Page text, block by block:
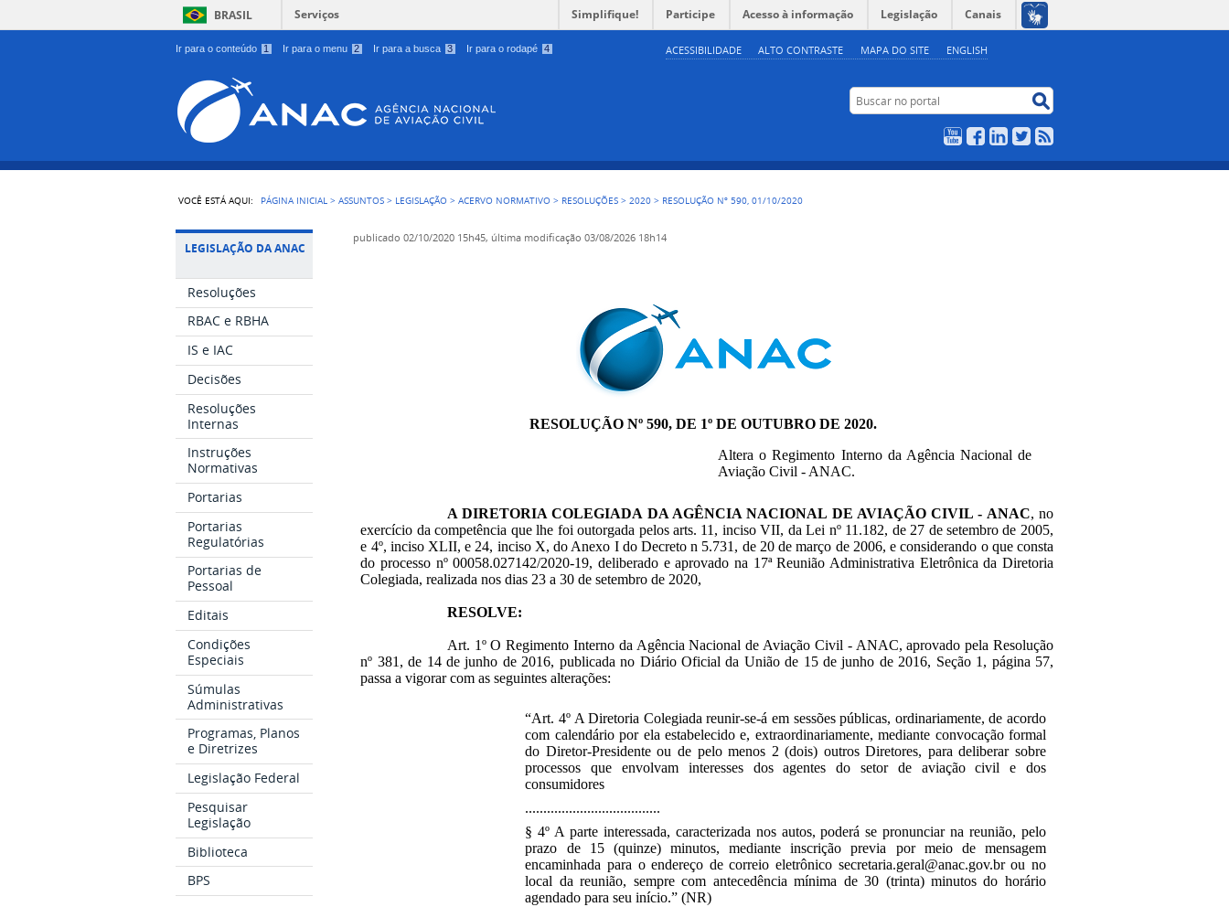
Ir para o conteúdo 1 Ir para o menu 2 Ir para a busca 3 Ir para o rodapé 4 ACESSIBILIDADE ALTO CONTRASTE MAPA DO SITE ENGLISH
BRASIL Serviços Simplifique! Participe Acesso à informação Legislação Canais
Buscar no portal
YouTubeFacebookLinkedIn
Twitter
VOCÊ ESTÁ AQUI: PÁGINA INICIAL >ASSUNTOS > LEGISLAÇÃO >ACERVO NORMATIVO > RESOLUÇÕES >2020 > RESOLUÇÃO Nº 590, 01/10/2020
LEGISLAÇÃO DA ANAC
Resoluções
RBAC e RBHA
IS e IAC
Decisões
Resoluções
Internas
Instruções
Normativas
Portarias
Portarias
Regulatórias
Portarias de
Pessoal
Editais
Condições
Especiais
Súmulas
Administrativas
Programas, Planos
e Diretrizes
Legislação Federal
Pesquisar
Legislação
Biblioteca
BPS
publicado 02/10/2020 15h45, última modificação 03/08/2026 18h14
RESOLUÇÃO Nº 590, DE 1º DE OUTUBRO DE 2020.
Altera o Regimento Interno da Agência Nacional de
Aviação Civil - ANAC.
A DIRETORIA COLEGIADA DA AGÊNCIA NACIONAL DE AVIAÇÃO CIVIL - ANAC, no
exercício da competência que lhe foi outorgada pelos arts. 11, inciso VII, da Lei nº 11.182, de 27 de setembro de 2005,
e 4º, inciso XLII, e 24, inciso X, do Anexo I do Decreto n 5.731, de 20 de março de 2006, e considerando o que consta
do processo nº 00058.027142/2020-19, deliberado e aprovado na 17ª Reunião Administrativa Eletrônica da Diretoria
Colegiada, realizada nos dias 23 a 30 de setembro de 2020,
RESOLVE:
Art. 1º O Regimento Interno da Agência Nacional de Aviação Civil - ANAC, aprovado pela Resolução
nº 381, de 14 de junho de 2016, publicada no Diário Oficial da União de 15 de junho de 2016, Seção 1, página 57,
passa a vigorar com as seguintes alterações:
“Art. 4º A Diretoria Colegiada reunir-se-á em sessões públicas, ordinariamente, de acordo
com calendário por ela estabelecido e, extraordinariamente, mediante convocação formal
do Diretor-Presidente ou de pelo menos 2 (dois) outros Diretores, para deliberar sobre
processos que envolvam interesses dos agentes do setor de aviação civil e dos
consumidores
.....................................
§ 4º A parte interessada, caracterizada nos autos, poderá se pronunciar na reunião, pelo
prazo de 15 (quinze) minutos, mediante inscrição previa por meio de mensagem
encaminhada para o endereço de correio eletrônico secretaria.geral@anac.gov.br ou no
local da reunião, sempre com antecedência mínima de 30 (trinta) minutos do horário
agendado para seu início.” (NR)